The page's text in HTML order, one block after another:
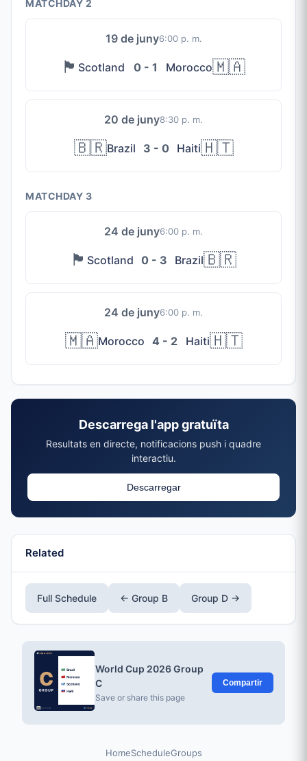
MATCHDAY 2
19 de juny6:00 p. m.
🏴󠁧󠁢󠁳󠁣󠁴󠁿 Scotland 0 - 1 Morocco🇲🇦
20 de juny8:30 p. m.
🇧🇷Brazil 3 - 0 Haiti🇭🇹
MATCHDAY 3
24 de juny6:00 p. m.
🏴󠁧󠁢󠁳󠁣󠁴󠁿 Scotland 0 - 3 Brazil🇧🇷
24 de juny6:00 p. m.
🇲🇦Morocco 4 - 2 Haiti🇭🇹
Descarrega l'app gratuïta
Resultats en directe, notificacions push i quadre
interactiu.
Descarregar
Related
Full Schedule ← Group B Group D →
World Cup 2026 Group
C
Save or share this page
Compartir
HomeScheduleGroups